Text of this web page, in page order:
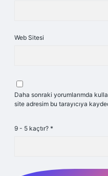
Web Sitesi
Daha sonraki yorumlarımda
site adresim bu tarayıcıya
9 - 5 kaçtır? *